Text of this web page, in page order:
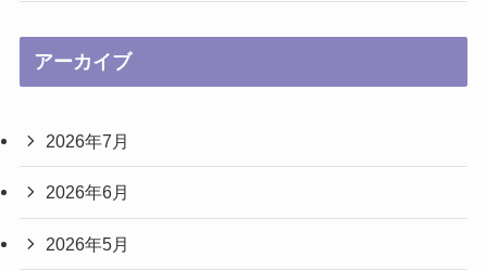
アーカイブ
2026年7月
2026年6月
2026年5月